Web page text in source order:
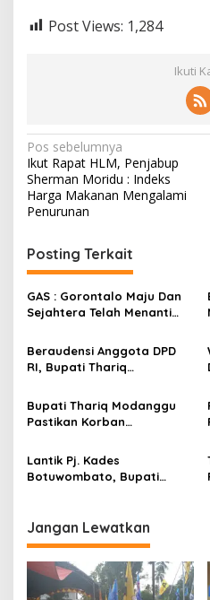
Post Views: 1,284
Ikuti
N
a
v
g
a
s
p
o
s
Pos sebelumnya
Ikut Rapat HLM, Penjabup
Sherman Moridu : Indeks
Harga Makanan Mengalami
Penurunan
Posting Terkait
GAS : Gorontalo Maju Dan
Sejahtera Telah Menanti
Beraudensi Anggota DPD
RI, Bupati Thariq
Memperkenalkan Jakestra
Bupati Thariq Modanggu
Pastikan Korban
Bantuan 10 Juta
Lantik Pj. Kades
Botuwombato, Bupati
Jangan Lewatkan